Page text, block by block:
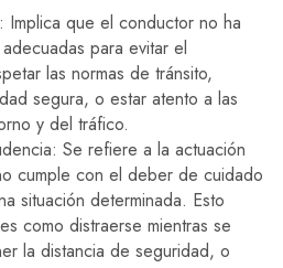
Implica que el conductor no ha
para evitar el
las normas de tránsito,
segura, o estar atento a las
y del tráfico.
Se refiere a la actuación
cumple con el deber de cuidado
situación determinada. Esto
como distraerse mientras se
la distancia de seguridad, o